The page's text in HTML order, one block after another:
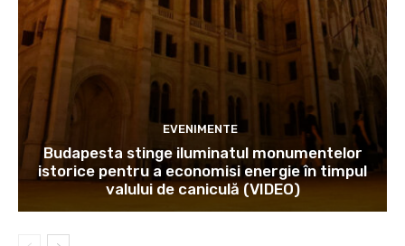
EVENIMENTE
Budapesta stinge iluminatul monumentelor
istorice pentru a economisi energie în timpul
valului de caniculă (VIDEO)